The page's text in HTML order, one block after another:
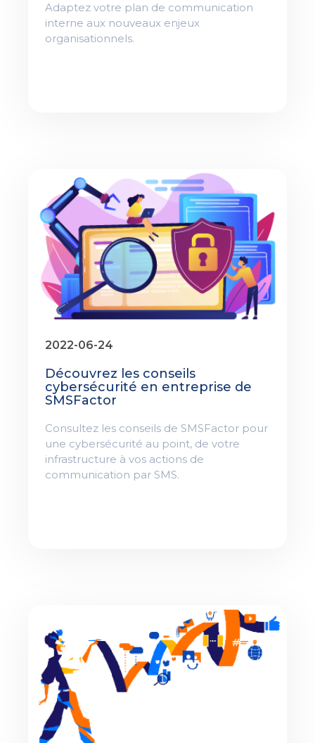
Adaptez votre plan de communication
interne aux nouveaux enjeux
organisationnels.
2022-06-24
Découvrez les conseils
cybersécurité en entreprise de
SMSFactor
Consultez les conseils de SMSFactor pour
une cybersécurité au point, de votre
infrastructure à vos actions de
communication par SMS.